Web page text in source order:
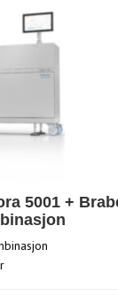
5001 +